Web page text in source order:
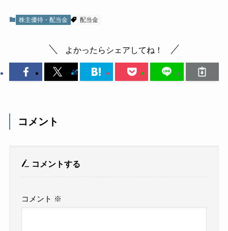
株主優待・配当金 配当金
よかったらシェアしてね！
コメント
コメントする
コメント ※